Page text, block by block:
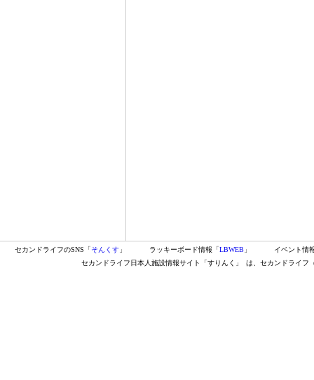
セカンドライフのSNS「そんくす 」 ラッキーボード情報「LBWEB 」
イベント情
セカンドライフ日本人施設情報サイト「すりんく」
は、セカンドライフ